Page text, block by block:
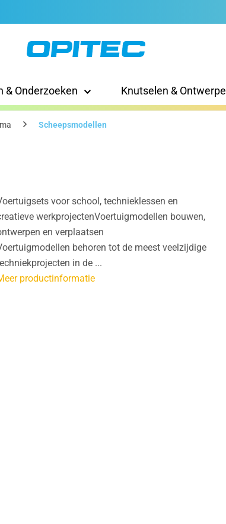
& Onderzoeken Knutselen &
Scheepsmodellen
voor school, technieklessen en
werkprojectenVoertuigmodellen bouwen,
en verplaatsen
behoren tot de meest veelzijdige
in de ...
productinformatie